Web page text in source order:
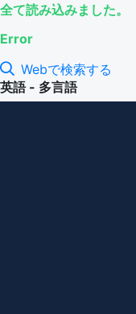
全て読み込みました。
Error
Webで検索する
英語 - 多言語